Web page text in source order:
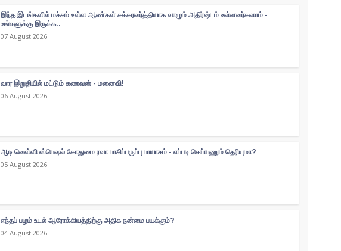
இந்த இடங்களில் மச்சம் உள்ள ஆண்கள் சக்கரவர்த்தியாக வாழும் அதிர்ஷ்டம் உள்ளவர்களாம் -
உங்களுக்கு இருக்க..
07 August 2026
வார இறுதியில் மட்டும் கணவன் - மனைவி!
06 August 2026
ஆடி வெள்ளி ஸ்பெஷல் கோதுமை ரவா பாசிப்பருப்பு பாயாசம் - எப்படி செய்யணும் தெரியுமா?
05 August 2026
எந்தப் பழம் உடல் ஆரோக்கியத்திற்கு அதிக நன்மை பயக்கும்?
04 August 2026